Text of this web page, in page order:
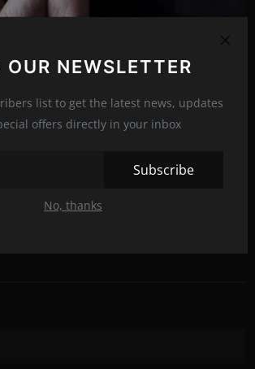
OUR NEWSLETTER
list to get the latest news, updates
offers directly in your inbox
Subscribe
No, thanks